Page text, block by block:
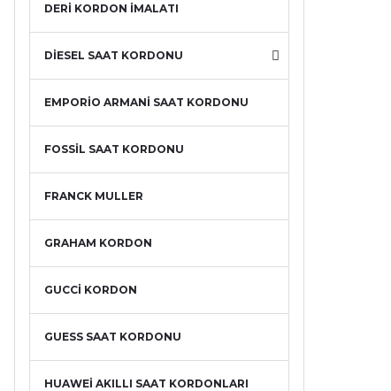
DERİ KORDON İMALATI
DİESEL SAAT KORDONU
EMPORİO ARMANİ SAAT KORDONU
FOSSİL SAAT KORDONU
FRANCK MULLER
GRAHAM KORDON
GUCCİ KORDON
GUESS SAAT KORDONU
HUAWEİ AKILLI SAAT KORDONLARI